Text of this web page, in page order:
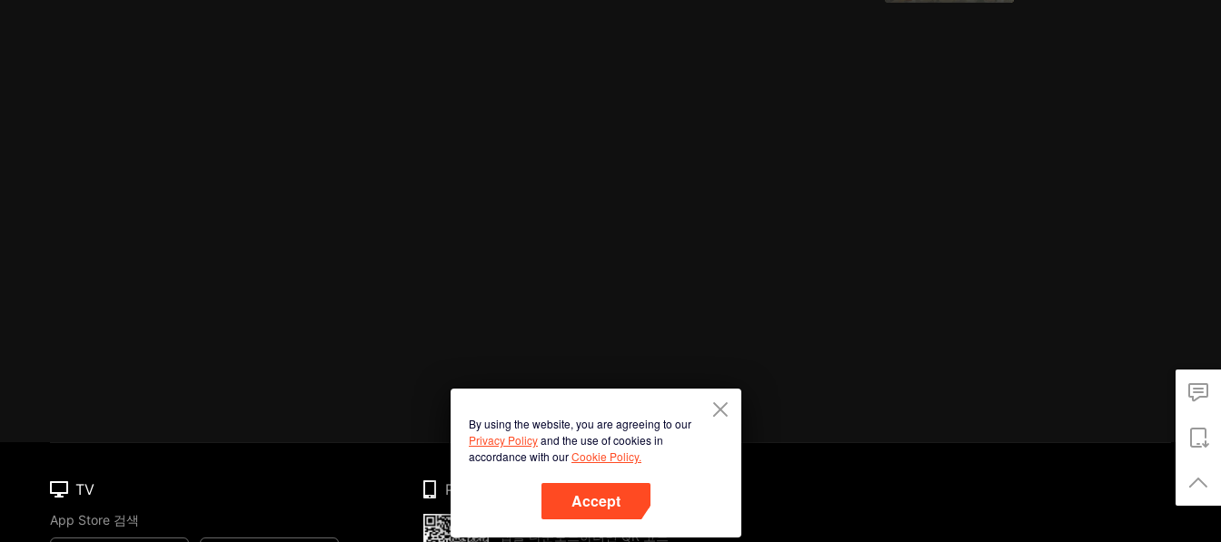
By using the website, you are agreeing to our
Privacy Policyand the use of cookies in
accordance with ourCookie Policy.
Accept
TV
App Store 검색
Phone
앱을 다운로드하려면 QR 코드